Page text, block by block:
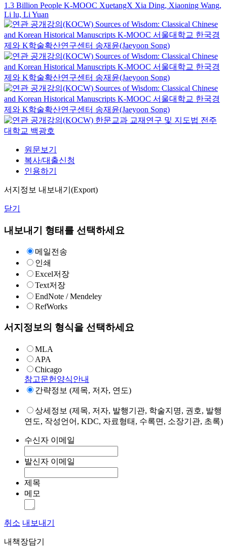
1.3 Billion People K-MOOC XuetangX Xia Ding, Xiaoning Wang,
Li lu, Li Yuan
Sources of Wisdom: Classical Chinese
and Korean Historical Manuscripts K-MOOC 서울대학교 한국경
제와 K학술확산연구센터 송재윤(Jaeyoon Song)
Sources of Wisdom: Classical Chinese
and Korean Historical Manuscripts K-MOOC 서울대학교 한국경
제와 K학술확산연구센터 송재윤(Jaeyoon Song)
Sources of Wisdom: Classical Chinese
and Korean Historical Manuscripts K-MOOC 서울대학교 한국경
제와 K학술확산연구센터 송재윤(Jaeyoon Song)
한문교과 교재연구 및 지도법 전주
대학교 백광호
원문보기
복사/대출신청
인용하기
서지정보 내보내기(Export)
닫기
내보내기 형태를 선택하세요
메일전송
인쇄
Excel저장
Text저장
EndNote / Mendeley
RefWorks
서지정보의 형식을 선택하세요
MLA
APA
Chicago
참고문헌양식안내
간략정보 (제목, 저자, 연도)
상세정보 (제목, 저자, 발행기관, 학술지명, 권호, 발행
연도, 작성언어, KDC, 자료형태, 수록면, 소장기관, 초록)
수신자 이메일
발신자 이메일
제목
메모
취소 내보내기
내책장담기